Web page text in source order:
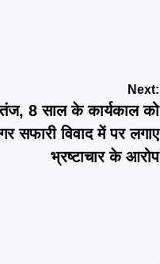
Next:
8 साल के कार्यकाल को
सफारी विवाद में पर लगाए
भ्रष्टाचार के आरोप